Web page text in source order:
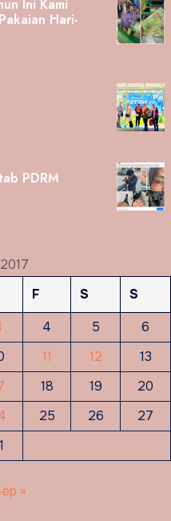
Ini Kami
Hari-
PDRM
F S
S
4 5
6
11 12
13
18 19
20
25 26
27
»